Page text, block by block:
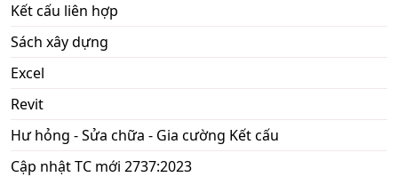
Kết cấu liên hợp
Sách xây dựng
Excel
Revit
Hư hỏng - Sửa chữa - Gia cường Kết cấu
Cập nhật TC mới 2737:2023